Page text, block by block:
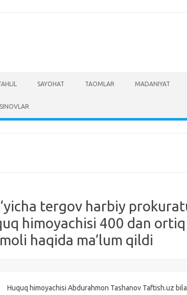
SAYOHAT TAOMLAR MADANIYAT
tergov harbiy
himoyachisi 400 dan ortiq
haqida ma’lum qildi
Huquq himoyachisi Abdurahmon Tashanov Taftish.uz